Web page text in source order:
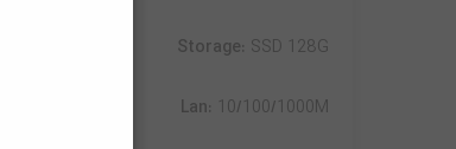
Storage: SSD 128G
Lan: 10/100/1000M